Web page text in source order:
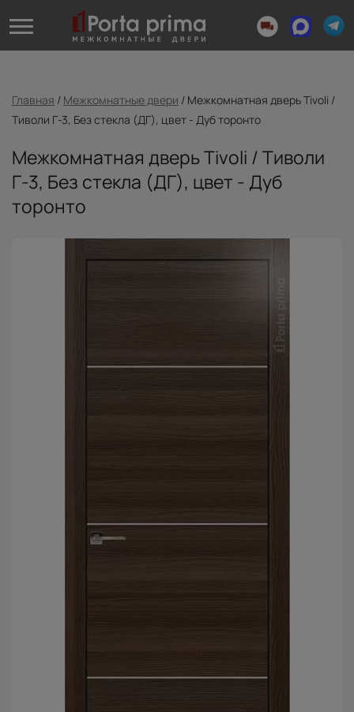
Главная / Межкомнатные двери / Межкомнатная дверь Tivoli /
Тиволи Г-3, Без стекла (ДГ), цвет - Дуб торонто
Межкомнатная дверь Tivoli / Тиволи
Г-3, Без стекла (ДГ), цвет - Дуб
торонто